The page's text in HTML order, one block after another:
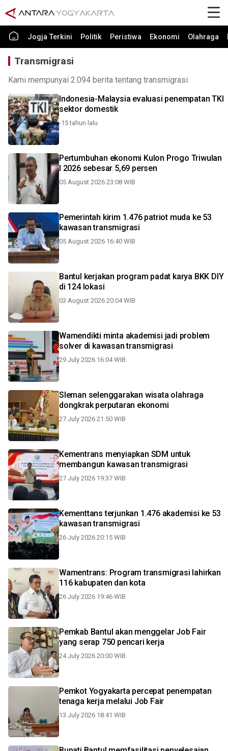
Jogja Terkini Politik Peristiwa Ekonomi Olahraga
Transmigrasi
Kami mempunyai 2.094 berita tentang transmigrasi.
Indonesia-Malaysia evaluasi penempatan TKI
sektor domestik
-15 tahun lalu
Pertumbuhan ekonomi Kulon Progo Triwulan
I 2026 sebesar 5,69 persen
05 August 2026 23:08 WIB
Pemerintah kirim 1.476 patriot muda ke 53
kawasan transmigrasi
05 August 2026 16:40 WIB
Bantul kerjakan program padat karya BKK DIY
di 124 lokasi
03 August 2026 20:04 WIB
Wamendikti minta akademisi jadi problem
solver di kawasan transmigrasi
29 July 2026 16:04 WIB
Sleman selenggarakan wisata olahraga
dongkrak perputaran ekonomi
27 July 2026 21:50 WIB
Kementrans menyiapkan SDM untuk
membangun kawasan transmigrasi
27 July 2026 19:37 WIB
Kementtans terjunkan 1.476 akademisi ke 53
kawasan transmigrasi
26 July 2026 20:15 WIB
Wamentrans: Program transmigrasi lahirkan
116 kabupaten dan kota
26 July 2026 19:46 WIB
Pemkab Bantul akan menggelar Job Fair
yang serap 750 pencari kerja
24 July 2026 20:00 WIB
Pemkot Yogyakarta percepat penempatan
tenaga kerja melalui Job Fair
13 July 2026 18:41 WIB